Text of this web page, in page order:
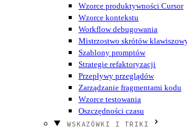
Wzorce produktywności Cursor
Wzorce kontekstu
Workflow debugowania
Mistrzostwo skrótów
Szablony promptów
Strategie refaktoryzacji
Przepływy przeglądów
Zarządzanie fragmentami kodu
Wzorce testowania
Oszczędności czasu
WSKAZÓWKI I TRIKI